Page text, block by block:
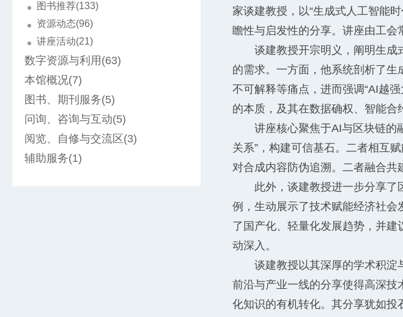
图书推荐(133)
资源动态(96)
讲座活动(21)
数字资源与利用(63)
本馆概况(7)
图书、期刊服务(5)
问询、咨询与互动(5)
阅览、自修与交流区(3)
辅助服务(1)
家谈建教授，以“生成式人工智能
瞻性与启发性的分享。讲座由工会
谈建教授开宗明义，阐明生成
的需求。一方面，他系统剖析了
不可解释等痛点，进而强调“AI越
的本质，及其在数据确权、智能合
讲座核心聚焦于AI与区块链的
关系”，构建可信基石。二者相互
对合成内容防伪追溯。二者融合共
此外，谈建教授进一步分享
例，生动展示了技术赋能经济社
了国产化、轻量化发展趋势，并
动深入。
谈建教授以其深厚的学术积淀
前沿与产业一线的分享使得高深技
化知识的有机转化。其分享犹如